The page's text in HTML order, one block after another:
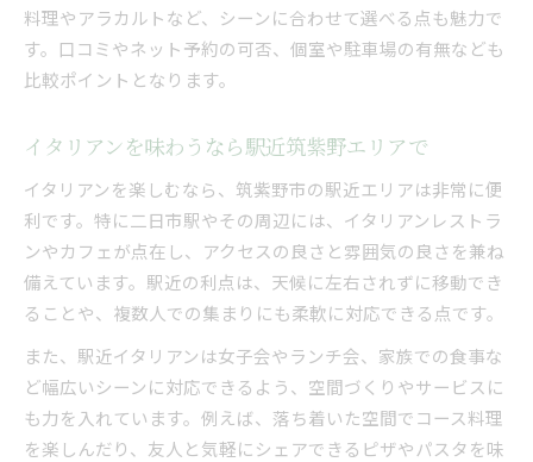
料理やアラカルトなど、シーンに合わせて選べる点も魅力で
す。口コミやネット予約の可否、個室や駐車場の有無なども
比較ポイントとなります。
イタリアンを味わうなら駅近筑紫野エリアで
イタリアンを楽しむなら、筑紫野市の駅近エリアは非常に便
利です。特に二日市駅やその周辺には、イタリアンレストラ
ンやカフェが点在し、アクセスの良さと雰囲気の良さを兼ね
備えています。駅近の利点は、天候に左右されずに移動でき
ることや、複数人での集まりにも柔軟に対応できる点です。
また、駅近イタリアンは女子会やランチ会、家族での食事な
ど幅広いシーンに対応できるよう、空間づくりやサービスに
も力を入れています。例えば、落ち着いた空間でコース料理
を楽しんだり、友人と気軽にシェアできるピザやパスタを味